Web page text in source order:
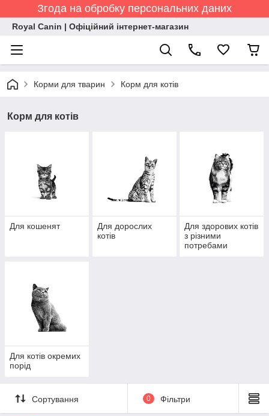
Згода на обробку персональних даних
Royal Canin | Офіційний інтернет-магазин
Корми для тварин Корм для котів
Корм для котів
Для кошенят
Для дорослих
котів
Для здорових котів
з різними
потребами
Для котів окремих
порід
Сортування 0 Фільтри